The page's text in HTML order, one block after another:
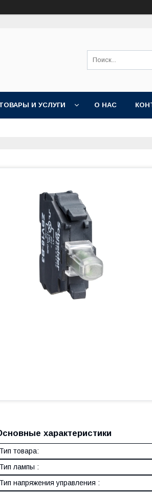
И УСЛУГИ О НАС
характеристики
товара:
лампы :
напряжения управления :